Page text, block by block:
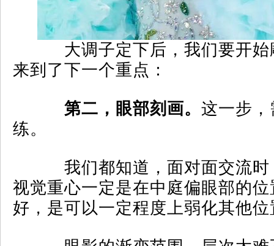
大调子定下后，我们要开始
来到了下一个重点：
第二，眼部刻画。 这一步
练。
我们都知道，面对面交流时
视觉重心一定是在中庭偏眼部的
好，是可以一定程度上弱化其他位